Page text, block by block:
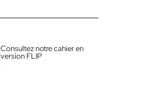
Consultez notre cahier en
version FLIP